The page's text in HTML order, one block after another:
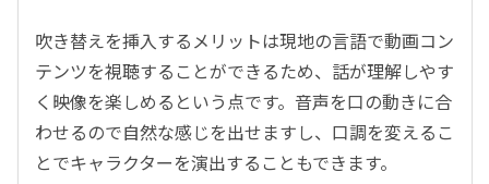
吹き替えを挿入するメリットは現地の言語で動画コン
テンツを視聴することができるため、話が理解しやす
く映像を楽しめるという点です。音声を口の動きに合
わせるので自然な感じを出せますし、口調を変えるこ
とでキャラクターを演出することもできます。